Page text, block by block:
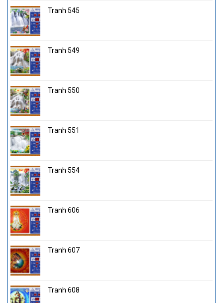
Tranh 545
Tranh 549
Tranh 550
Tranh 551
Tranh 554
Tranh 606
Tranh 607
Tranh 608